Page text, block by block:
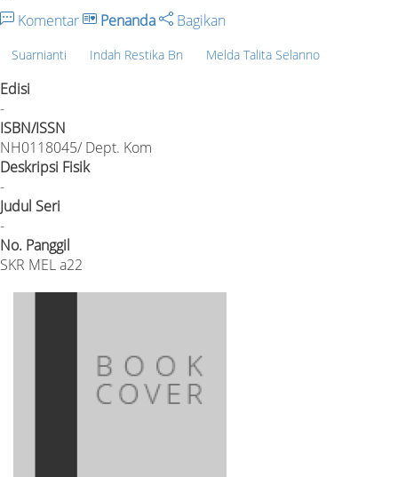
Komentar Penanda Bagikan
Suarnianti Indah Restika Bn Melda Talita Selanno
Edisi
-
ISBN/ISSN
NH0118045/ Dept. Kom
Deskripsi Fisik
-
Judul Seri
-
No. Panggil
SKR MEL a22